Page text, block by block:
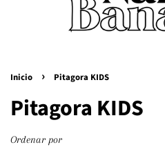
Inicio › Pitagora KIDS
Pitagora KIDS
Ordenar por